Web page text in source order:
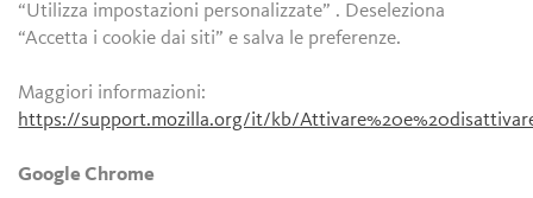
“Utilizza impostazioni personalizzate” . Deseleziona
“Accetta i cookie dai siti” e salva le preferenze.
Maggiori informazioni:
https://support.mozilla.org/it/kb/
Google Chrome